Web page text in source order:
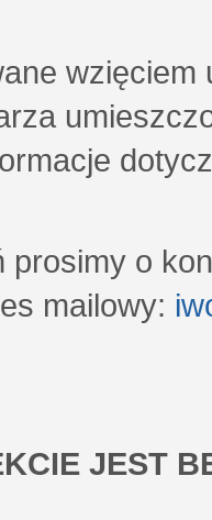
wzięciem
prosimy o
mailowy:
JEST